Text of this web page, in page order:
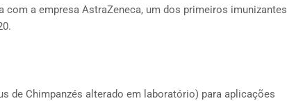
com a empresa AstraZeneca, um dos primeiros imunizantes
de Chimpanzés alterado em laboratório) para aplicações